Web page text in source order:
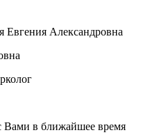
Вами в ближайшее время